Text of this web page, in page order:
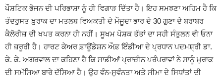
ਪੌਸ਼ਟਿਕ ਭੋਜਨ ਦੀ ਪਰਿਭਾਸ਼ਾ ਨੂੰ ਹੀ ਵਿਗਾੜ ਦਿੱਤਾ ਹੈ। ਇਹ ਸਮਝਣਾ ਅਹਿਮ ਹੈ ਕਿ
ਤੰਦਰੁਸਤ ਖ਼ੁਰਾਕ ਦਾ ਮਤਲਬ ਵਿਅਕਤੀ ਦੇ ਮੌਜੂਦਾ ਭਾਰ ਦੇ 30 ਗੁਣਾ ਦੇ ਬਰਾਬਰ
ਕੈਲੋਰੀਜ਼ ਦੀ ਖਪਤ ਕਰਨਾ ਹੀ ਨਹੀਂ। ਸੂਖਮ ਪੋਸ਼ਕ ਤੱਤਾਂ ਦਾ ਸਹੀ ਸੰਤੁਲਨ ਵੀ ਓਨਾ
ਹੀ ਜ਼ਰੂਰੀ ਹੈ। ਹਾਰਟ ਕੇਅਰ ਫ਼ਾਊਂਡੇਸ਼ਨ ਔਫ਼ ਇੰਡੀਆ ਦੇ ਪ੍ਰਧਾਨ ਪਦਮਸ਼੍ਰੀ ਡਾ.
ਕੇ. ਕੇ. ਅਗਰਵਾਲ ਦਾ ਕਹਿਣਾ ਹੈ ਕਿ ਸਾਡੀਆਂ ਪ੍ਰਾਚੀਨ ਪਰੰਪਰਾਵਾਂ ਨੇ ਸਾਨੂੰ ਖ਼ੁਰਾਕ
ਦੀ ਸਮੱਸਿਆ ਬਾਰੇ ਦੱਸਿਆ ਹੈ। ਉਹ ਵੰਨ-ਸੁਵੰਨਤਾ ਅਤੇ ਸੀਮਾ ਦੇ ਸਿਧਾਂਤਾਂ ਦੀ